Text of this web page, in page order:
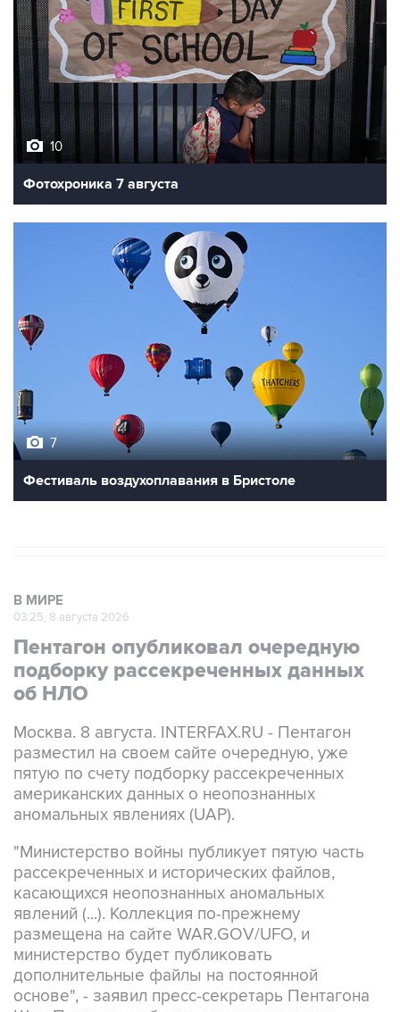
10
Фотохроника 7 августа
Фестиваль воздухоплавания в Бристоле
Пентагон опубликовал очередную
подборку рассекреченных данных
об НЛО
Москва. 8 августа. INTERFAX.RU - Пентагон
пятую по счету подборку рассекреченных
американских данных о неопознанных
аномальных явлениях (UAP).
"Министерство войны публикует пятую часть
касающихся неопознанных аномальных
явлений (...). Коллекция по-прежнему
размещена на сайте WAR.GOV/UFO, и
министерство будет публиковать
дополнительные файлы на постоянной
основе", - заявил пресс-секретарь Пентагона
Шон Парнелл, добавив, что уже ведется
работа над следующей подборкой.